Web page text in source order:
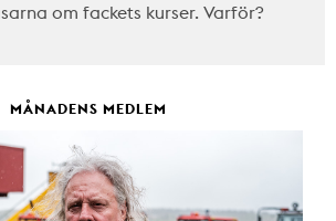
om fackets kurser. Varför?
MÅNADENS MEDLEM